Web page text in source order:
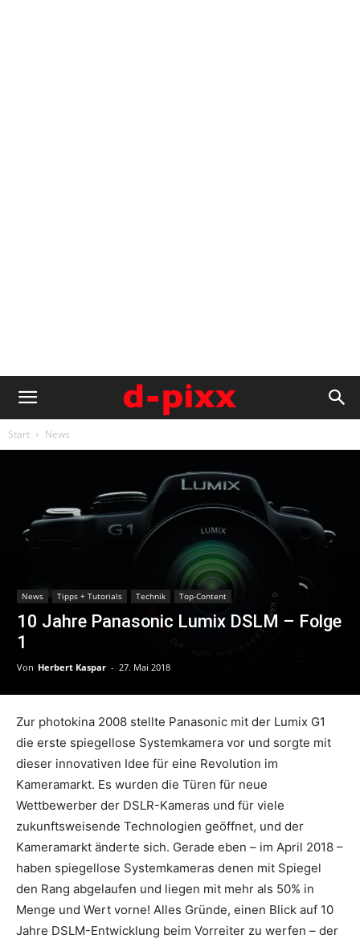
Start News
News Tipps + Tutorials Technik Top-Content
10 Jahre Panasonic Lumix DSLM – Folge
1
Von Herbert Kaspar - 27. Mai 2018
Zur photokina 2008 stellte Panasonic mit der Lumix G1
die erste spiegellose Systemkamera vor und sorgte mit
dieser innovativen Idee für eine Revolution im
Kameramarkt. Es wurden die Türen für neue
Wettbewerber der DSLR-Kameras und für viele
zukunftsweisende Technologien geöffnet, und der
Kameramarkt änderte sich. Gerade eben – im April 2018 –
haben spiegellose Systemkameras denen mit Spiegel
den Rang abgelaufen und liegen mit mehr als 50% in
Menge und Wert vorne! Alles Gründe, einen Blick auf 10
Jahre DSLM-Entwicklung beim Vorreiter zu werfen – der